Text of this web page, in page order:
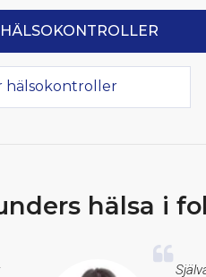
hälsokontroller
hälsa i